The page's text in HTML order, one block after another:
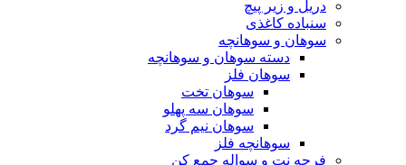
دریل و زیر پیچ
سنباده کاغذی
سوهان و سوهانچه
دسته سوهان و سوهانچه
سوهان فلز
سوهان تخت
سوهان سه پهلو
سوهان نیم گرد
سوهانچه فلز
فرچه نت و سواله جمع کن